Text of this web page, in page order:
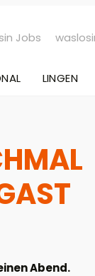
Jobs
LINGEN
Abend.